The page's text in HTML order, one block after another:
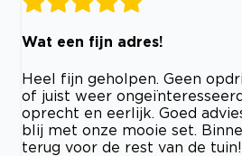
Wat een fijn adres!
Heel fijn geholpen. Geen
of juist weer
oprecht en eerlijk. Goed
blij met onze mooie set.
terug voor de rest van de tuin!